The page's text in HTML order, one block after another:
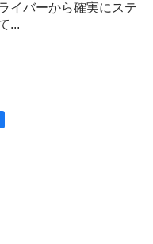
イバーから確実にステ
...